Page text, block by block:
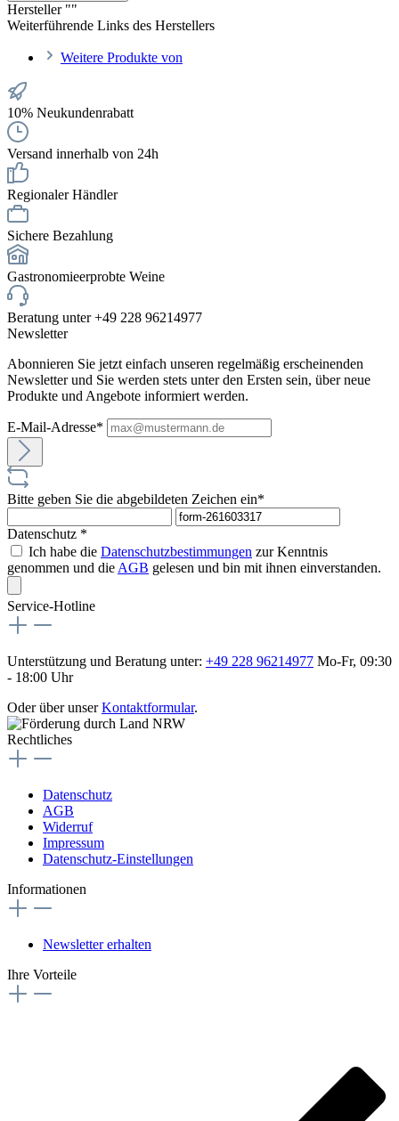
Hersteller ""
Weiterführende Links des Herstellers
Weitere Produkte von
10% Neukundenrabatt
Versand innerhalb von 24h
Regionaler Händler
Sichere Bezahlung
Gastronomieerprobte Weine
Beratung unter +49 228 96214977
Newsletter
Abonnieren Sie jetzt einfach unseren regelmäßig erscheinenden
Newsletter und Sie werden stets unter den Ersten sein, über neue
Produkte und Angebote informiert werden.
E-Mail-Adresse*
Bitte geben Sie die abgebildeten Zeichen ein*
Datenschutz *
Ich habe die Datenschutzbestimmungen zur Kenntnis
genommen und die AGB gelesen und bin mit ihnen einverstanden.
Service-Hotline
Unterstützung und Beratung unter: +49 228 96214977 Mo-Fr, 09:30
- 18:00 Uhr
Oder über unserKontaktformular.
Rechtliches
Datenschutz
AGB
Widerruf
Impressum
Datenschutz-Einstellungen
Informationen
Newsletter erhalten
Ihre Vorteile